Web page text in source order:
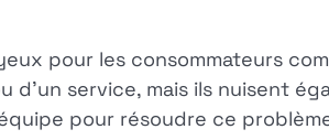
pour les consommateurs
service, mais ils nuisent
pour résoudre ce